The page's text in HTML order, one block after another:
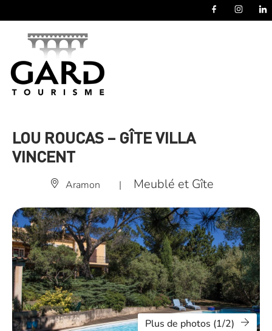
LOU ROUCAS – GÎTE VILLA
VINCENT
Aramon | Meublé et Gîte
Plus de photos (1/2)